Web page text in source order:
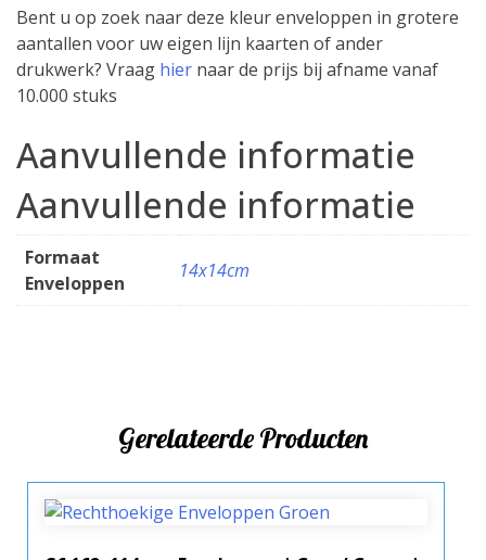
Bent u op zoek naar deze kleur enveloppen in grotere
aantallen voor uw eigen lijn kaarten of ander
drukwerk? Vraag hier naar de prijs bij afname vanaf
10.000 stuks
Aanvullende informatie
Aanvullende informatie
Formaat
Enveloppen
14x14cm
Gerelateerde Producten